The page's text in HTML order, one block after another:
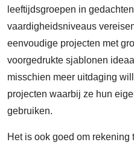
leeftijdsgroepen in
vaardigheidsniveaus
eenvoudige projecten met
voorgedrukte sjablonen
misschien meer uitdaging
projecten waarbij ze hun
gebruiken.
Het is ook goed om rekening